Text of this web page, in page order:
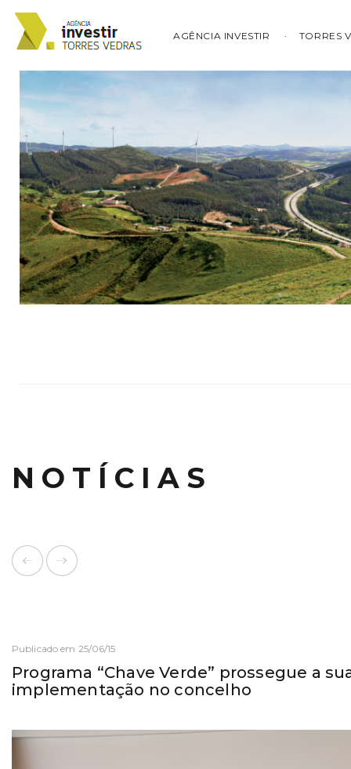
AGÊNCIA INVESTIR TORRES
NOTÍCIAS
Publicado em 25/06/15
Programa “Chave Verde” prossegue a
implementação no concelho